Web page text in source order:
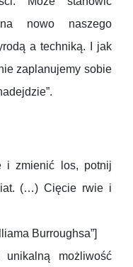
nowo naszego
a techniką. I jak
zaplanujemy sobie
i zmienić los, potnij
(…) Cięcie rwie i
Burroughsa”]
możliwość